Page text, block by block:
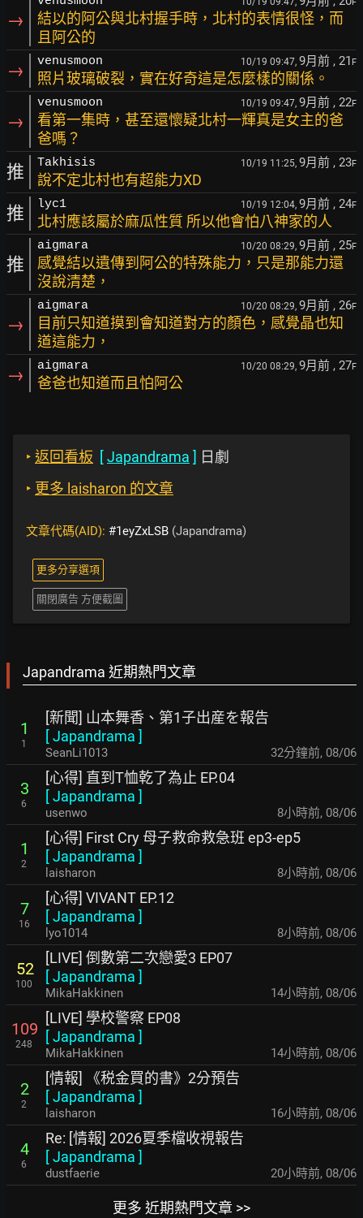
→
結以的阿公與北村握手時，北村的表情很怪，而
且阿公的
→ venusmoon 10/19 09:47, 9月前 , 21 F
照片玻璃破裂，實在好奇這是怎麼樣的關係。
→
venusmoon 10/19 09:47, 9月前 , 22F
看第一集時，甚至還懷疑北村一輝真是女主的爸
爸嗎？
推 Takhisis 10/19 11:25, 9月前 , 23F
說不定北村也有超能力XD
推 lyc1 10/19 12:04, 9月前 , 24F
北村應該屬於麻瓜性質 所以他會怕八神家的人
推
aigmara 10/20 08:29, 9月前 , 25F
感覺結以遺傳到阿公的特殊能力，只是那能力還
沒說清楚，
→
aigmara 10/20 08:29, 9月前 , 26F
目前只知道摸到會知道對方的顏色，感覺晶也知
道這能力，
→ aigmara 10/20 08:29, 9月前 , 27F
爸爸也知道而且怕阿公
‣ 返回看板 [Japandrama ] 日劇
‣ 更多 laisharon 的文章
文章代碼(AID): #1eyZxLSB (Japandrama)
更多分享選項
關閉廣告 方便截圖
Japandrama 近期熱門文章
1
1
[新聞] 山本舞香、第1子出産を報告
[Japandrama ]
SeanLi1013 32分鐘前, 08/06
3
6
[心得] 直到T恤乾了為止 EP.04
[Japandrama ]
usenwo 8小時前, 08/06
1
2
[心得] First Cry 母子救命救急班 ep3-ep5
[Japandrama ]
laisharon 8小時前, 08/06
7
16
[心得] VIVANT EP.12
[Japandrama ]
lyo1014 8小時前, 08/06
52
100
[LIVE] 倒數第二次戀愛3 EP07
[Japandrama ]
MikaHakkinen 14小時前, 08/06
109
248
[LIVE] 學校警察 EP08
[Japandrama ]
MikaHakkinen 14小時前, 08/06
2
2
[情報] 《税金買的書》2分預告
[Japandrama ]
laisharon 16小時前, 08/06
4
6
Re: [情報] 2026夏季檔收視報告
[Japandrama ]
dustfaerie 20小時前, 08/06
更多 近期熱門文章 >>